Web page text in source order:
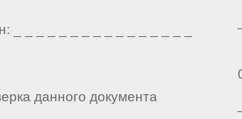
_ _ _ _ _ _ _ _ _ _ _ _ _ _ _ _
данного документа